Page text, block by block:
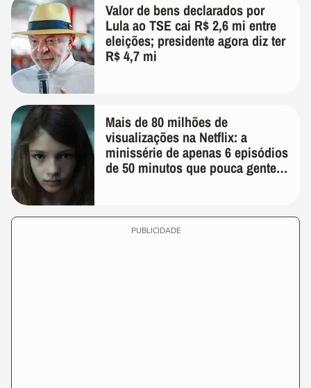
Valor de bens declarados por
Lula ao TSE cai R$ 2,6 mi entre
eleições; presidente agora diz ter
R$ 4,7 mi
Mais de 80 milhões de
visualizações na Netflix: a
minissérie de apenas 6 episódios
de 50 minutos que pouca gente
PUBLICIDADE